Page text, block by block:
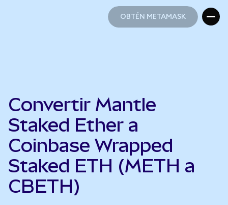
OBTÉN METAMASK
Convertir Mantle
Staked Ether a
Coinbase Wrapped
Staked ETH (METH a
CBETH)